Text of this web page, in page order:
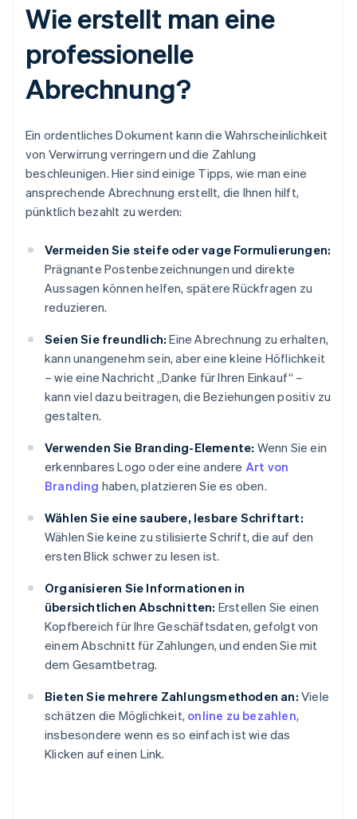
Wie erstellt man eine
professionelle
Abrechnung?
Ein ordentliches Dokument kann die Wahrscheinlichkeit
von Verwirrung verringern und die Zahlung
beschleunigen. Hier sind einige Tipps, wie man eine
ansprechende Abrechnung erstellt, die Ihnen hilft,
pünktlich bezahlt zu werden:
Vermeiden Sie steife oder vage Formulierungen:
Prägnante Postenbezeichnungen und direkte
Aussagen können helfen, spätere Rückfragen zu
reduzieren.
Seien Sie freundlich: Eine Abrechnung zu erhalten,
kann unangenehm sein, aber eine kleine Höflichkeit
– wie eine Nachricht „Danke für Ihren Einkauf“ –
kann viel dazu beitragen, die Beziehungen positiv zu
gestalten.
Verwenden Sie Branding-Elemente: Wenn Sie ein
erkennbares Logo oder eine andere Art von
Branding haben, platzieren Sie es oben.
Wählen Sie eine saubere, lesbare Schriftart:
Wählen Sie keine zu stilisierte Schrift, die auf den
ersten Blick schwer zu lesen ist.
Organisieren Sie Informationen in
übersichtlichen Abschnitten: Erstellen Sie einen
Kopfbereich für Ihre Geschäftsdaten, gefolgt von
einem Abschnitt für Zahlungen, und enden Sie mit
dem Gesamtbetrag.
Bieten Sie mehrere Zahlungsmethoden an: Viele
schätzen die Möglichkeit, online zu bezahlen,
insbesondere wenn es so einfach ist wie das
Klicken auf einen Link.